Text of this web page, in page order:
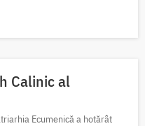
Calinic al
Ecumenică a hotărât